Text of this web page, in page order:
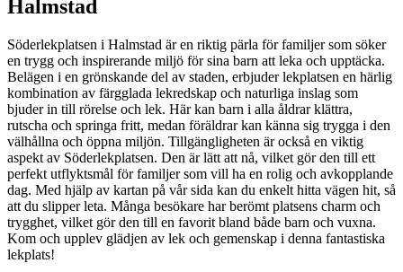
Halmstad
Söderlekplatsen i Halmstad är en riktig pärla för familjer som söker
en trygg och inspirerande miljö för sina barn att leka och upptäcka.
Belägen i en grönskande del av staden, erbjuder lekplatsen en härlig
kombination av färgglada lekredskap och naturliga inslag som
bjuder in till rörelse och lek. Här kan barn i alla åldrar klättra,
rutscha och springa fritt, medan föräldrar kan känna sig trygga i den
välhållna och öppna miljön. Tillgängligheten är också en viktig
aspekt av Söderlekplatsen. Den är lätt att nå, vilket gör den till ett
perfekt utflyktsmål för familjer som vill ha en rolig och avkopplande
dag. Med hjälp av kartan på vår sida kan du enkelt hitta vägen hit, så
att du slipper leta. Många besökare har berömt platsens charm och
trygghet, vilket gör den till en favorit bland både barn och vuxna.
Kom och upplev glädjen av lek och gemenskap i denna fantastiska
lekplats!